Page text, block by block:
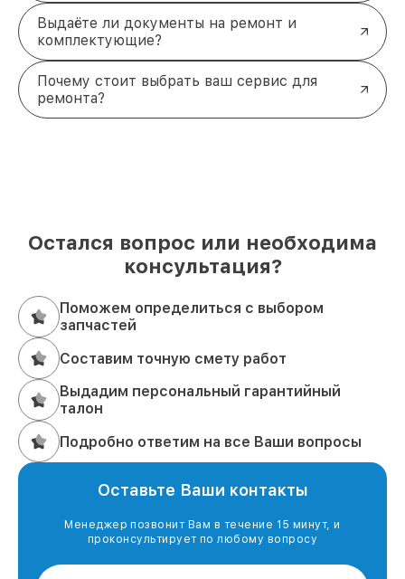
Выдаёте ли документы на ремонт и
комплектующие?
Почему стоит выбрать ваш сервис для
ремонта?
Остался вопрос или необходима
консультация?
Поможем определиться с выбором
запчастей
Составим точную смету работ
Выдадим персональный гарантийный
талон
Подробно ответим на все Ваши вопросы
Оставьте Ваши контакты
Менеджер позвонит Вам в течение 15 минут, и
проконсультирует по любому вопросу